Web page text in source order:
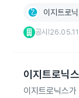
이지트로
공시 26.05.11
이지트로닉
이지트로닉스